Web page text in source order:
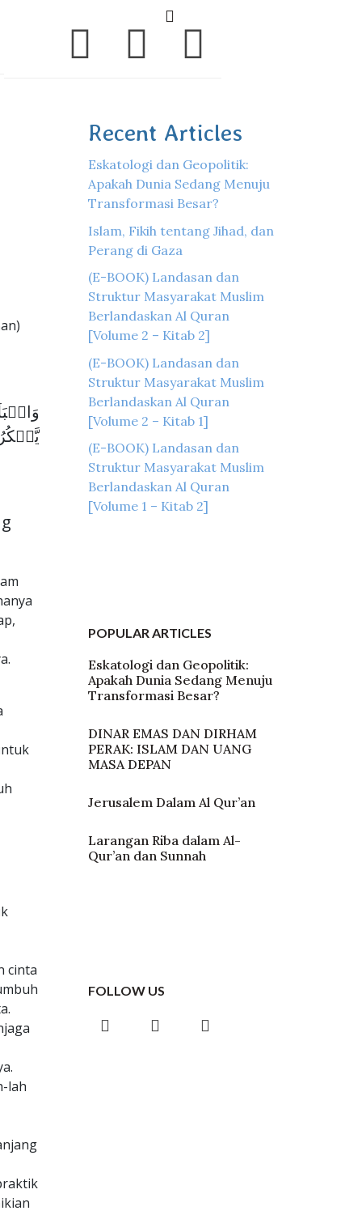
cinta
lah
Recent Articles
Eskatologi dan Geopolitik:
Apakah Dunia Sedang Menuju
Transformasi Besar?
Islam, Fikih tentang Jihad, dan
Perang di Gaza
(E-BOOK) Landasan dan
Struktur Masyarakat Muslim
Berlandaskan Al Quran
[Volume 2 – Kitab 2]
(E-BOOK) Landasan dan
Struktur Masyarakat Muslim
Berlandaskan Al Quran
[Volume 2 – Kitab 1]
(E-BOOK) Landasan dan
Struktur Masyarakat Muslim
Berlandaskan Al Quran
[Volume 1 – Kitab 2]
POPULAR ARTICLES
Eskatologi dan Geopolitik:
Apakah Dunia Sedang Menuju
Transformasi Besar?
DINAR EMAS DAN DIRHAM
PERAK: ISLAM DAN UANG
MASA DEPAN
Jerusalem Dalam Al Qur’an
Larangan Riba dalam Al-
Qur’an dan Sunnah
FOLLOW US